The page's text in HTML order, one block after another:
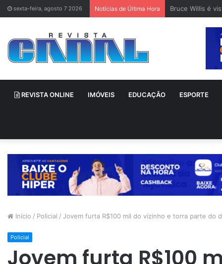
sexta-feira, agosto 7 2026 Notícias de Última Hora Bruce Willis é
REVISTA ONLINE IMÓVEIS EDUCAÇÃO ESPORTE
Início / Policial / Jovem furta R$100 mil do vizinho e torra parte do
Policial
Jovem furta R$100